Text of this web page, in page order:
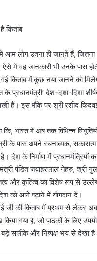
लोग उतना ही जानते हैं, जितना
में वह जानकारी भी उनके पास
गई किताब में कुछ नया जानने को
के प्रधानमंत्री’ देश-दशा-दिशा
हैं। इस मौके पर श्री रशीद
भारत में अब तक विभिन्न
के पास अपने रचनात्मक,
देश के निर्माण में प्रधानमंत्रियों
पंडित जवाहरलाल नेहरु, श्री
और कृतित्व का विशेष रूप से
को आगे बढ़ाने में योगदान दें।
जी की किताब में प्रथम से लेकर
गया है, जो पाठकों के लिए
सलीके और निष्पक्ष भाव से देखा